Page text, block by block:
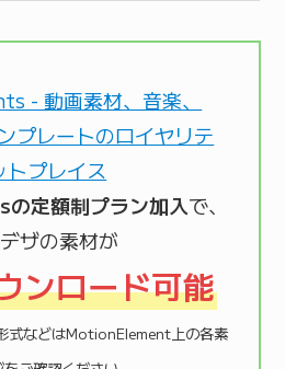
定額制プラン加入で、
ザの素材が
ンロード可能
式などはMotionElement上の各素